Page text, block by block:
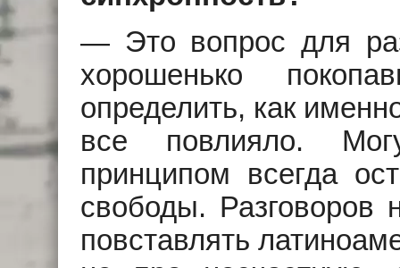
— Это вопрос для
хорошенько
определить, как
все повлияло.
принципом всегда
свободы. Разговоров
повставлять